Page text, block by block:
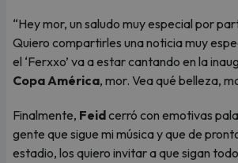
“Hey mor, un saludo muy especial por
Quiero compartirles una noticia muy
el ‘Ferxxo’ va a estar cantando en la
Copa América, mor. Vea qué belleza,
Finalmente, Feidcerró con emotivas
gente que sigue mi música y que de
estadio, los quiero invitar a que sigan